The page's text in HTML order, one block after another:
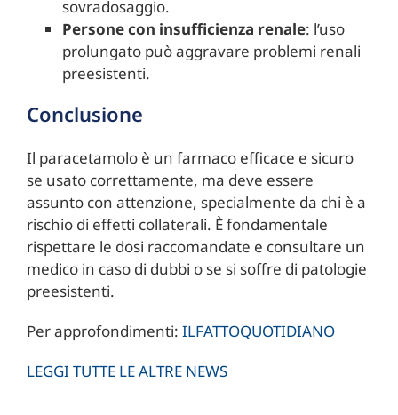
sovradosaggio.
Persone con insufficienza renale: l’uso
prolungato può aggravare problemi renali
preesistenti.
Conclusione
Il paracetamolo è un farmaco efficace e sicuro
se usato correttamente, ma deve essere
assunto con attenzione, specialmente da chi è a
rischio di effetti collaterali. È fondamentale
rispettare le dosi raccomandate e consultare un
medico in caso di dubbi o se si soffre di patologie
preesistenti.
Per approfondimenti: ILFATTOQUOTIDIANO
LEGGI TUTTE LE ALTRE NEWS